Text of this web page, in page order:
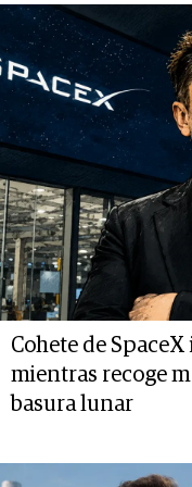
Cohete de
mientras recoge
basura lunar